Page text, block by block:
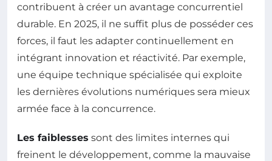
contribuent à créer un avantage concurrentiel
durable. En 2025, il ne suffit plus de posséder ces
forces, il faut les adapter continuellement en
intégrant innovation et réactivité. Par exemple,
une équipe technique spécialisée qui exploite
les dernières évolutions numériques sera mieux
armée face à la concurrence.
Les faiblesses sont des limites internes qui
freinent le développement, comme la mauvaise